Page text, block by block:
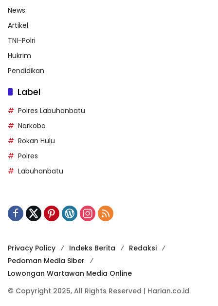
News
Artikel
TNI-Polri
Hukrim
Pendidikan
Label
Polres Labuhanbatu
Narkoba
Rokan Hulu
Polres
Labuhanbatu
Privacy Policy Indeks Berita
Redaksi
Pedoman Media Siber
Lowongan Wartawan Media Online
© Copyright 2025, All Rights Reserved | Harian.co.id